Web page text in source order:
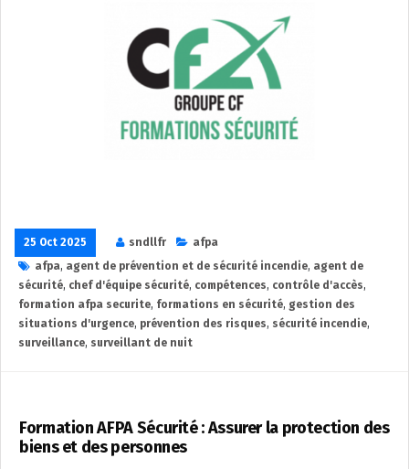
25 Oct 2025 sndllfr
afpa
afpa, agent de prévention et de sécurité incendie, agent de
sécurité, chef d'équipe sécurité, compétences, contrôle d'accès,
formation afpa securite, formations en sécurité, gestion des
situations d'urgence, prévention des risques, sécurité incendie,
surveillance, surveillant de nuit
Formation AFPA Sécurité : Assurer la protection des
biens et des personnes